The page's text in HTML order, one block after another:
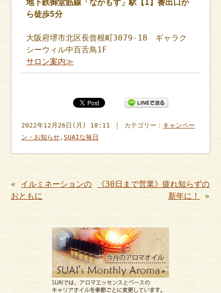
地下鉄御堂筋線「なかもず」駅【1】番出口か
ら徒歩5分
大阪府堺市北区長曾根町3079-18 ギャラク
シーウィル中百舌鳥1F
サロン案内≫
2022年12月26日(月) 18:11 ｜ カテゴリー： キャンペー
ン・お知らせ , SUAIな毎日
« イルミネーションの
おともに
《30日まで営業》疲れ知らずの
新年に！
»